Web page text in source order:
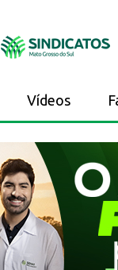
Vídeos